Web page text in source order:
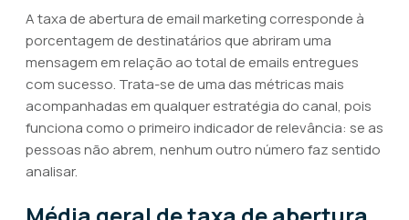
A taxa de abertura de email marketing corresponde à
porcentagem de destinatários que abriram uma
mensagem em relação ao total de emails entregues
com sucesso. Trata-se de uma das métricas mais
acompanhadas em qualquer estratégia do canal, pois
funciona como o primeiro indicador de relevância: se as
pessoas não abrem, nenhum outro número faz sentido
analisar.